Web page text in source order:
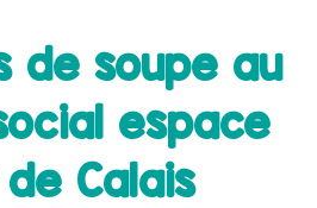
de soupe au
espace
Calais